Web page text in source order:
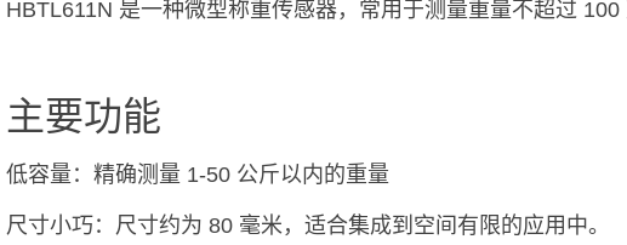
HBTL611N 是一种微型称重传感器，常用于测量重量不超过 100
主要功能
低容量：精确测量 1-50 公斤以内的重量
尺寸小巧：尺寸约为 80 毫米，适合集成到空间有限的应用中。